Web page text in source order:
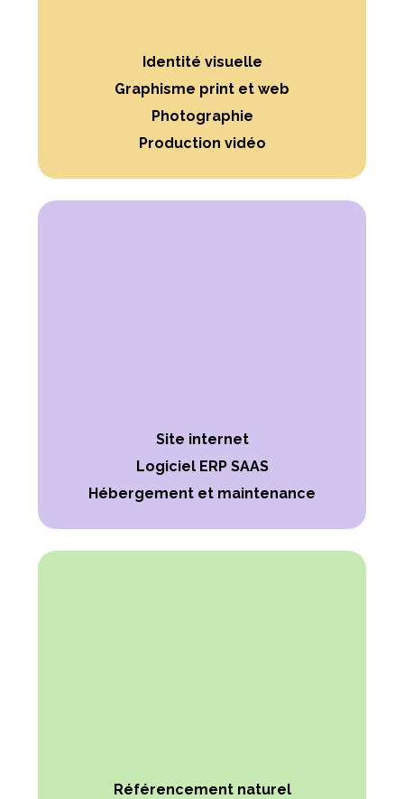
Identité visuelle
Graphisme print et web
Photographie
Production vidéo
Site internet
Logiciel ERP SAAS
Hébergement et maintenance
Référencement naturel